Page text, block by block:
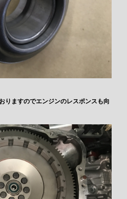
りますのでエンジンのレスポンスも向